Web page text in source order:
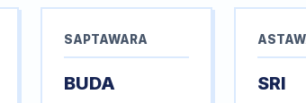
SAPTAWARA
BUDA SRI